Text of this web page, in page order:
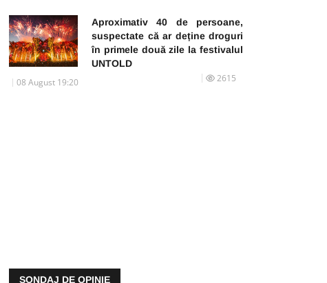
Aproximativ 40 de persoane,
suspectate că ar deține droguri
în primele două zile la festivalul
UNTOLD
08 August 19:20 2615
SONDAJ DE OPINIE